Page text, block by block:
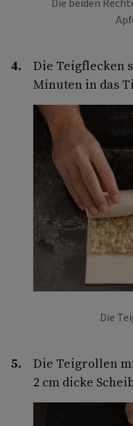
Die beiden
Die Teigflecken
Minuten in das
Die
Die Teigrollen
2 cm dicke